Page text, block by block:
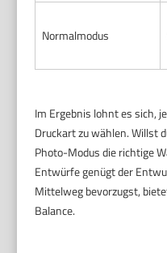
Normalmodus
Im Ergebnis lohnt es sich,
Druckart zu wählen. Willst
Photo-Modus die richtige
Entwürfe genügt der
Mittelweg bevorzugst,
Balance.